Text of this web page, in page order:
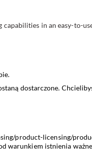
in an easy-to-
dostarczone.
product-licensing/
warunkiem istnienia